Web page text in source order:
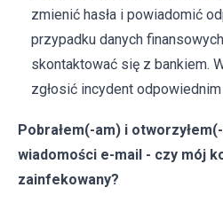
zmienić hasła i powiadomić
przypadku danych
skontaktować się z bankiem.
zgłosić incydent odpowiednim
Pobrałem(-am) i
wiadomości e-mail - czy mój
zainfekowany?